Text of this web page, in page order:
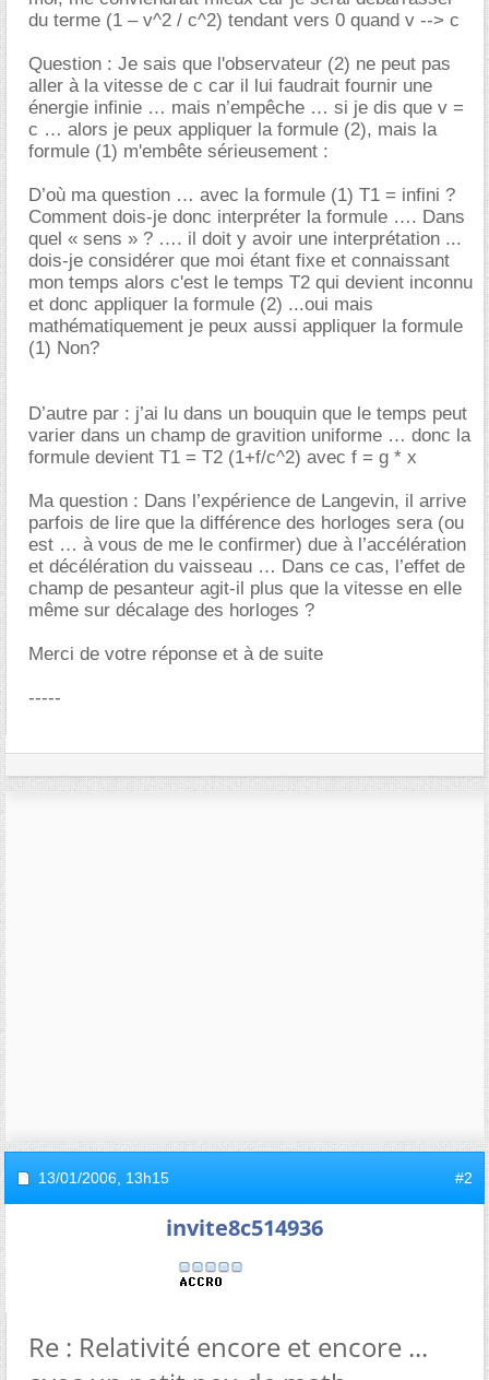
du terme (1 – v^2 / c^2) tendant vers 0 quand v --> c
Question : Je sais que l'observateur (2) ne peut pas
aller à la vitesse de c car il lui faudrait fournir une
énergie infinie … mais n’empêche … si je dis que v =
c … alors je peux appliquer la formule (2), mais la
formule (1) m'embête sérieusement :
D’où ma question … avec la formule (1) T1 = infini ?
Comment dois-je donc interpréter la formule …. Dans
quel « sens » ? …. il doit y avoir une interprétation ...
dois-je considérer que moi étant fixe et connaissant
mon temps alors c'est le temps T2 qui devient inconnu
et donc appliquer la formule (2) ...oui mais
mathématiquement je peux aussi appliquer la formule
(1) Non?
D’autre par : j’ai lu dans un bouquin que le temps peut
varier dans un champ de gravition uniforme … donc la
formule devient T1 = T2 (1+f/c^2) avec f = g * x
Ma question : Dans l’expérience de Langevin, il arrive
parfois de lire que la différence des horloges sera (ou
est … à vous de me le confirmer) due à l’accélération
et décélération du vaisseau … Dans ce cas, l’effet de
champ de pesanteur agit-il plus que la vitesse en elle
même sur décalage des horloges ?
Merci de votre réponse et à de suite
-----
13/01/2006, 13h15 #2
invite8c514936
Re : Relativité encore et encore ...